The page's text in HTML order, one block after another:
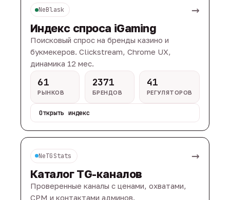
NeBlask →
Индекс спроса iGaming
Поисковый спрос на бренды казино и
букмекеров. Clickstream, Chrome UX,
динамика 12 мес.
61
РЫНКОВ
2371
БРЕНДОВ
41
РЕГУЛЯТОРОВ
Открыть индекс
NeTGStats →
Каталог TG-каналов
Проверенные каналы с ценами, охватами,
CPM и контактами админов.